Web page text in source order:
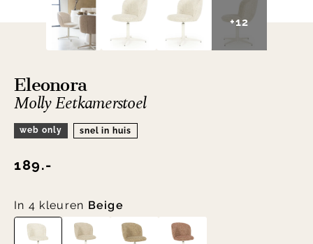
+12
Eleonora
Molly Eetkamerstoel
web only snel in huis
189.-
In 4 kleuren Beige